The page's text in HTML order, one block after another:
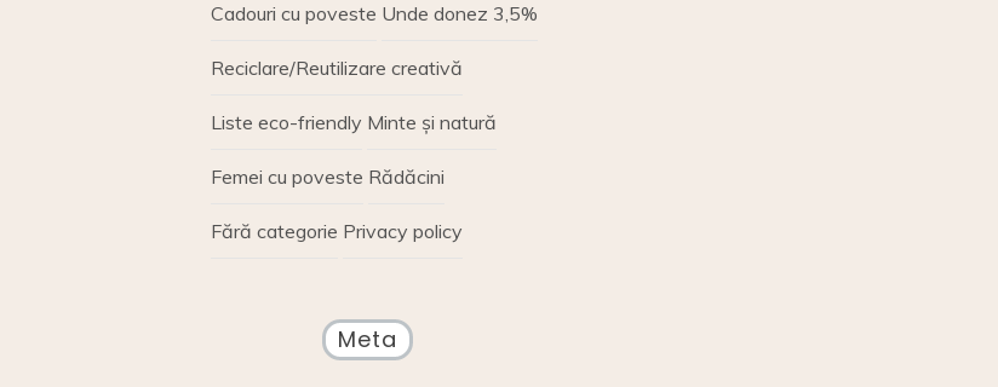
Cadouri cu poveste Unde donez 3,5%
Reciclare/Reutilizare creativă
Liste eco-friendly Minte și natură
Femei cu poveste Rădăcini
Fără categorie Privacy policy
Meta